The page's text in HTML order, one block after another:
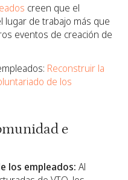
creen que el
lugar de trabajo más que
eventos de creación de
Reconstruir la
de los
e
los empleados: Al